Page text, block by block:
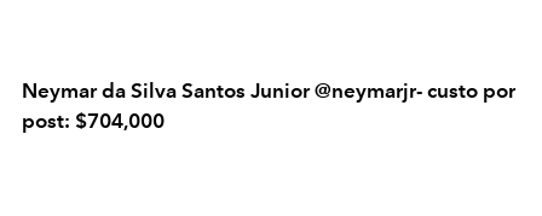
Neymar da Silva Santos Junior @neymarjr- custo por
post: $704,000